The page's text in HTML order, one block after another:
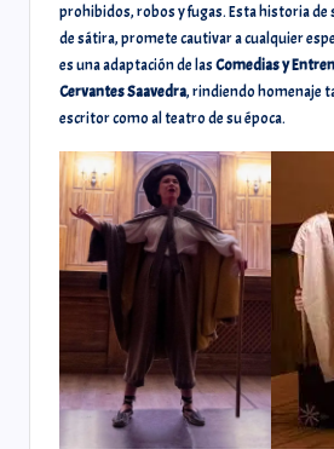
prohibidos, robos y fugas. Esta historia de
de sátira, promete cautivar a cualquier
es una adaptación de lasComedias y
Cervantes Saavedra, rindiendo homenaje
escritor como al teatro de su época.